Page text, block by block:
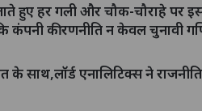
हुए हर गली और चौक-चौराहे पर
कंपनी की रणनीति न केवल चुनावी
साथ,लॉर्ड एनालिटिक्स ने